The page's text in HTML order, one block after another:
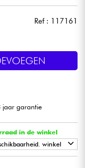
Ref : 117161
jaar garantie
in de winkel
winkel